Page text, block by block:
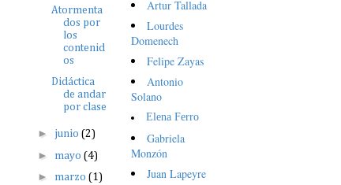
Atormenta
dos por
los
contenid
os
Didáctica
de andar
por clase
► junio (2)
► mayo (4)
► marzo (1)
Artur Tallada
Lourdes
Domenech
Felipe Zayas
Antonio
Solano
Elena Ferro
Gabriela
Monzón
Juan Lapeyre